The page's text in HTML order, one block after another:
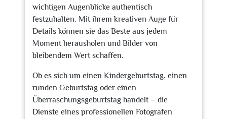
wichtigen Augenblicke authentisch
festzuhalten. Mit ihrem kreativen Auge für
Details können sie das Beste aus jedem
Moment herausholen und Bilder von
bleibendem Wert schaffen.
Ob es sich um einen Kindergeburtstag, einen
runden Geburtstag oder einen
Überraschungsgeburtstag handelt – die
Dienste eines professionellen Fotografen